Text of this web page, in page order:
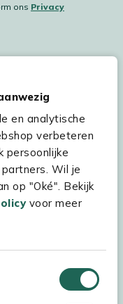
en analytische
verbeteren
persoonlijke
Wil je
op "Oké". Bekijk
voor meer
ons Privacy